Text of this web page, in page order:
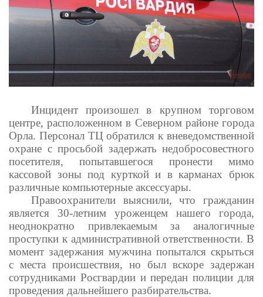
Инцидент произошел в крупном торговом
центре, расположенном в Северном районе города
Орла. Персонал ТЦ обратился к вневедомственной
охране с просьбой задержать недобросовестного
посетителя, попытавшегося пронести мимо
кассовой зоны под курткой и в карманах брюк
различные компьютерные аксессуары.
Правоохранители выяснили, что гражданин
является 30-летним уроженцем нашего города,
неоднократно привлекаемым за аналогичные
проступки к административной ответственности. В
момент задержания мужчина попытался скрыться
с места происшествия, но был вскоре задержан
сотрудниками Росгвардии и передан полиции для
проведения дальнейшего разбирательства.